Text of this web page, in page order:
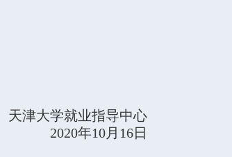
天津大学就业指导中心
2020年10月16日